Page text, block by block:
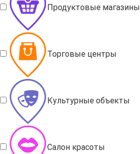
Продуктовые магазины
Торговые центры
Культурные объекты
Салон красоты